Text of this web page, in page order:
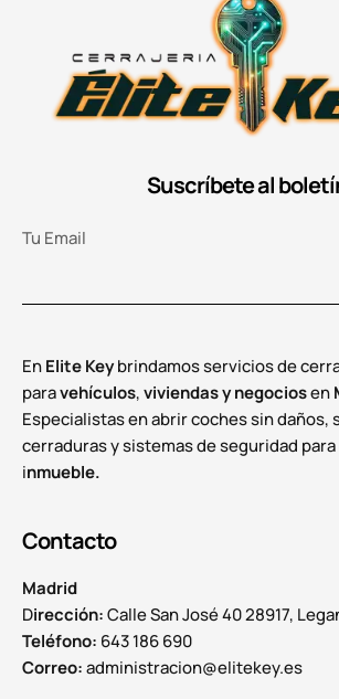
Suscríbete al
EnElite Keybrindamos servicios de
paravehículos,viviendas y negociosen
Especialistas en abrir coches sin daños,
cerraduras y sistemas de seguridad
inmueble.
Contacto
Madrid
Dirección:Calle San José 40 28917,
Teléfono: 643 186 690
Correo:administracion@elitekey.es